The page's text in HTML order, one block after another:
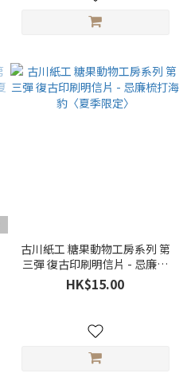
古川紙工 糖果動物工房系列 第
三彈 復古印刷明信片 - 忌廉梳
打海豹〈夏季限定〉
HK$15.00